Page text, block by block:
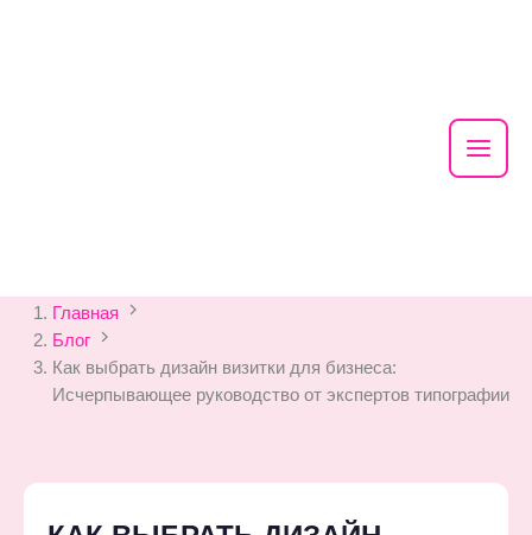
content
Main
Главная
Блог
Как выбрать дизайн визитки для бизнеса:
Исчерпывающее руководство от экспертов типографии